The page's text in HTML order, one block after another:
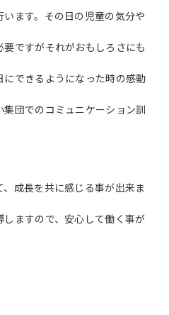
ます。その日の児童の気分や
ですがそれがおもしろさにも
できるようになった時の感動
集団でのコミュニケーション訓
成長を共に感じる事が出来ま
ますので、安心して働く事が